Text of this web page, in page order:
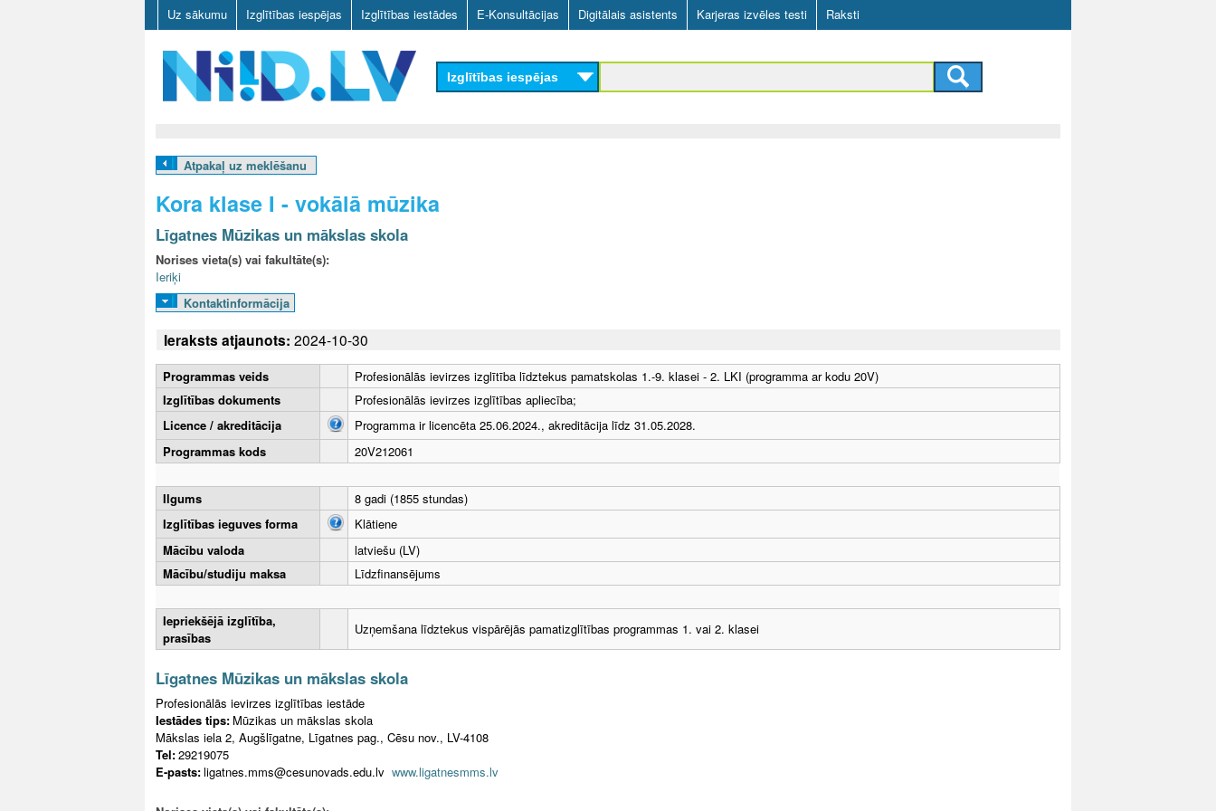
Skip
to
main
content
Uz sākumu Izglītības iespējas Izglītības iestādes E-Konsultācijas Digitālais asistents Karjeras izvēles testi Raksti
D
L
Izglītības iespējas
Atpakaļ uz meklēšanu
Kora klase I - vokālā mūzika
Līgatnes Mūzikas un mākslas skola
Norises vieta(s) vai fakultāte(s):
Ieriķi
Kontaktinformācija
Ieraksts atjaunots: 2024-10-30
Programmas veids
Profesionālās ievirzes izglītība līdztekus pamatskolas 1.-9. klasei - 2. LKI (programma ar kodu 20V)
Izglītības dokuments
Profesionālās ievirzes izglītības apliecība;
Licence / akreditācija
Programma ir licencēta 25.06.2024., akreditācija līdz 31.05.2028.
Programmas kods
20V212061
Ilgums
8 gadi (1855 stundas)
Izglītības ieguves forma
Klātiene
Mācību valoda
latviešu (LV)
Mācību/studiju maksa
Līdzfinansējums
Iepriekšējā izglītība,
prasības
Uzņemšana līdztekus vispārējās pamatizglītības programmas 1. vai 2. klasei
Līgatnes Mūzikas un mākslas skola
Profesionālās ievirzes izglītības iestāde
Iestādes tips: Mūzikas un mākslas skola
Mākslas iela 2, Augšlīgatne, Līgatnes pag., Cēsu nov., LV-4108
Tel:29219075
E-pasts:ligatnes.mms@cesunovads.edu.lv www.ligatnesmms.lv